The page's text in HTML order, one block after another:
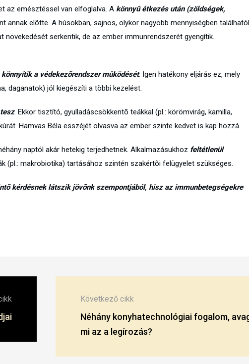
az emésztéssel van elfoglalva. A könnyû étkezés után (zöldségek,
annak elõtte. A húsokban, sajnos, olykor nagyobb mennyiségben
serkentik, de az ember immunrendszerét gyengítik.
könnyítik a védekezõrendszer mûködését. Igen hatékony eljárás ez, mely
daganatok) jól kiegészíti a többi kezelést.
. Ekkor tisztító, gyulladáscsökkentõ teákkal (pl.: körömvirág, kamilla,
Hamvas Béla esszéjét olvasva az ember szinte kedvet is kap hozzá.
naptól akár hetekig terjedhetnek. Alkalmazásukhoz feltétlenül
(pl.: makrobiotika) tartásához szintén szakértõi felügyelet szükséges.
kérdésnek látszik jövõnk szempontjából, hisz az immunbetegségekre
Következő cikk
Néhány konyhatechnológiai fogalom,
mi az a legírozás?